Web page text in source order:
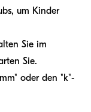
um Kinder
Sie im
Sie.
oder den "k"-